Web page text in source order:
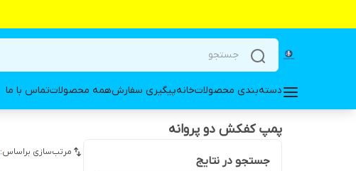
دسته‌بندی محصولاتخانهپیگیری سفارشهمه محصولاتتماس با ما
پمپ کفکش دو پروانه
جستجو در نتایج
مرتب‌سازی براساس: